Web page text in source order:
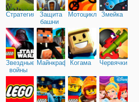
Стратегия
Защита
башни
МотоциклыЗмейка
Звездные
войны
МайнкрафтКогама Червячки